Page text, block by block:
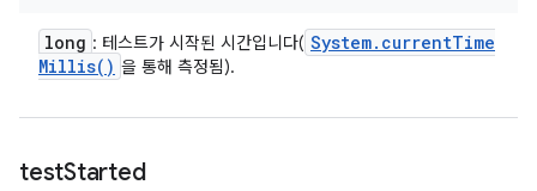
long : 테스트가 시작된 시간입니다( System. currentTime
Millis( ) 을 통해 측정됨).
testStarted